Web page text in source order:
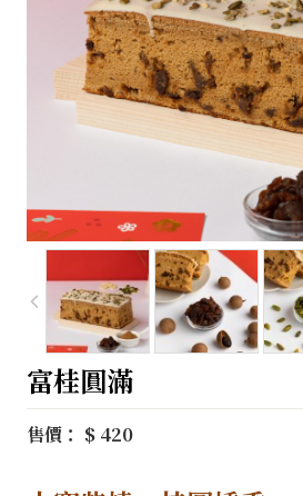
富桂圓滿
售價： $ 420